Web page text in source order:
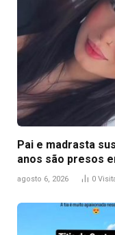
Pai e madrasta
anos são presos
agosto 6, 2026 0